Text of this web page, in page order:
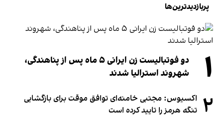
پربازدیدترین‌ها
۱
دو فوتبالیست زن ایرانی ۵ ماه پس از پناهندگی،
شهروند استرالیا شدند
۲ اکسیوس: مجتبی خامنه‌ای توافق موقت برای بازگشایی
تنگه هرمز را تایید کرده است